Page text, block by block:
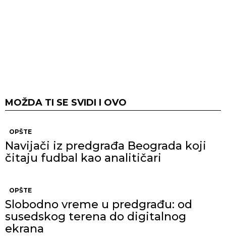
MOŽDA TI SE SVIDI I OVO
OPŠTE
Navijači iz predgrađa Beograda koji
čitaju fudbal kao analitičari
OPŠTE
Slobodno vreme u predgrađu: od
susedskog terena do digitalnog
ekrana